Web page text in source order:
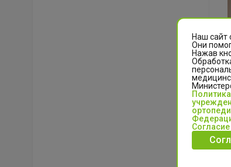
Наш сайт
Они
Нажав